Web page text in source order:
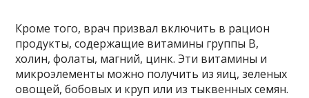
Кроме того, врач призвал включить в рацион
продукты, содержащие витамины группы В,
холин, фолаты, магний, цинк. Эти витамины и
микроэлементы можно получить из яиц, зеленых
овощей, бобовых и круп или из тыквенных семян.